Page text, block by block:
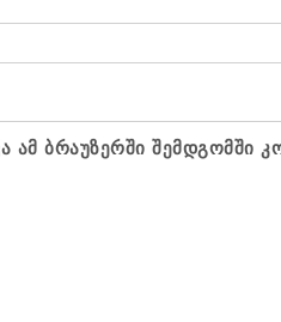
ამ ბრაუზერში შემდგომში